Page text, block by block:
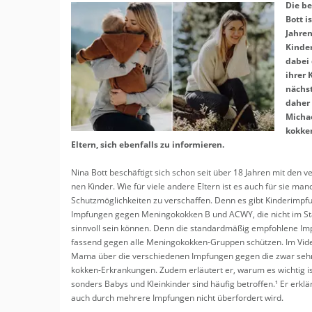
Erledigungen
Beratung
Kurse
Regionale Tipps
Baby & Kleinkind
Kinder
Erziehung &
Schlafen
Spielen
Frühchen
Babypflege
Tragen
Kurse
Psychische Gesundheit für
Schwangere und Eltern
Familie
Die
Bott
dabei
ihrer
daher
El­tern, sich eben­falls zu in­for­mie­ren.
Nina Bott be­schäf­tigt sich schon seit über 18 Jah­ren mit den
nen Kin­der. Wie für viele an­de­re El­tern ist es auch für sie
Schutz­mög­lich­kei­ten zu ver­schaf­fen. Denn es gibt
Imp­fun­gen gegen Me­nin­go­kok­ken B und ACWY, die nicht im
sinn­voll sein kön­nen. Denn die stan­dard­mä­ßig emp­foh­le­ne
fas­send gegen alle Me­nin­go­kok­ken-Grup­pen schüt­zen. Im
Mama über die ver­schie­de­nen Imp­fun­gen gegen die zwar
kok­ken-Er­kran­kun­gen. Zudem er­läu­tert er, warum es
son­ders Babys und Klein­kin­der sind häu­fig be­trof­fen.¹ Er
auch durch meh­re­re Imp­fun­gen nicht über­for­dert wird.